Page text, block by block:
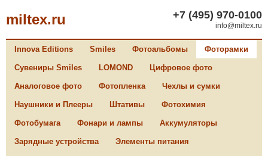
miltex.ru +7 (495) 970-0100
info@miltex.ru
Innova Editions Smiles Фотоальбомы Фоторамки
Сувениры Smiles LOMOND Цифровое фото
Аналоговое фото Фотопленка Чехлы и сумки
Наушники и Плееры Штативы Фотохимия
Фотобумага Фонари и лампы Аккумуляторы
Зарядные устройства Элементы питания